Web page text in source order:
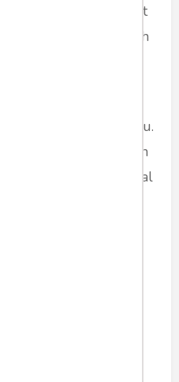
Akibatnya bisa sangat
pertumpahan darah
didapatkan?
akan menghukum
menunggu.
oleh pemimpin
secara inkonstitusional
yang telah
Kepercayaan
Jokowi
dan gangguan
Jokowi hanya
Kuburan yang